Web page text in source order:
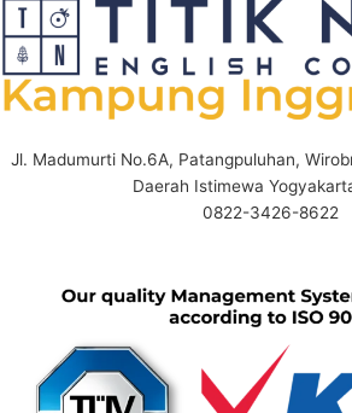
Jl. Madumurti No.6A, Patangpuluhan,
Daerah Istimewa
0822-3426-8622